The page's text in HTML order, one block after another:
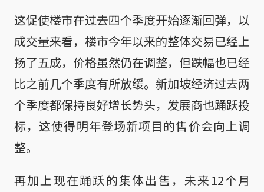
这促使楼市在过去四个季度开始逐渐回弹，以
成交量来看，楼市今年以来的整体交易已经上
扬了五成，价格虽然仍在调整，但跌幅也已经
比之前几个季度有所放缓。新加坡经济过去两
个季度都保持良好增长势头，发展商也踊跃投
标，这使得明年登场新项目的售价会向上调
整。
再加上现在踊跃的集体出售，未来12个月